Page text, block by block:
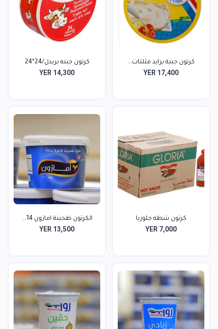
كرتون جبنة برايد مثلثات...
YER 17,400
كرتون جبنه بريدل/24*24
YER 14,300
كرتون شطه جلوريا
YER 7,000
الكرتون طحينة امازون 14...
YER 13,500